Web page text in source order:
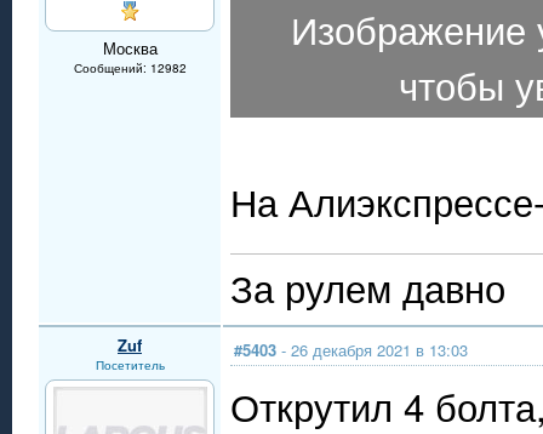
Москва
Сообщений: 12982
чтобы
На
За рулем давно
Zuf
Посетитель
#5403 - 26 декабря 2021 в 13:03
Открутил 4